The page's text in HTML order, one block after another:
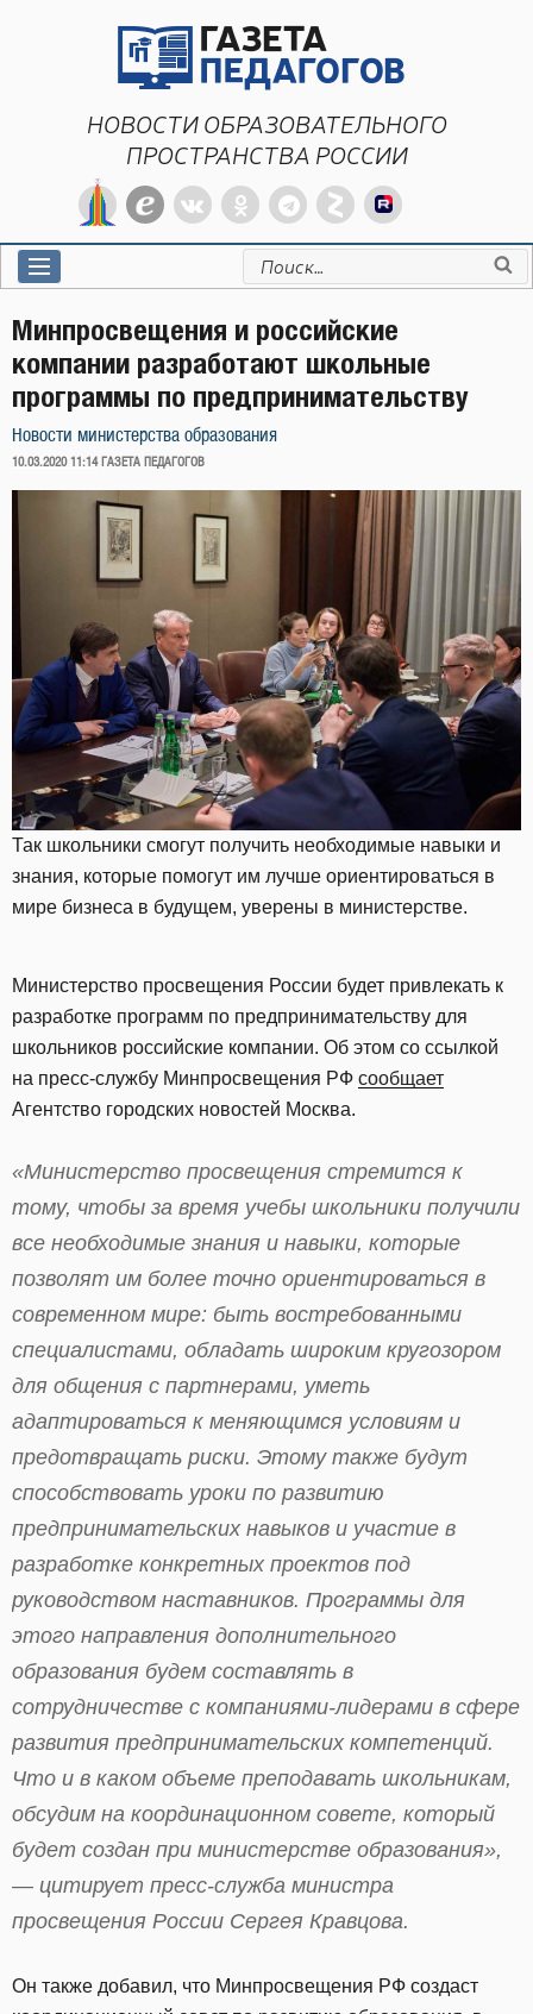
НОВОСТИ ОБРАЗОВАТЕЛЬНОГО
ПРОСТРАНСТВА РОССИИ
Искать:
Минпросвещения и российские
компании разработают школьные
программы по предпринимательству
Новости министерства образования
ОПУБЛИКОВАНО
10.03.2020 11:14 ГАЗЕТА ПЕДАГОГОВ
Так школьники смогут получить необходимые навыки и
знания, которые помогут им лучше ориентироваться в
мире бизнеса в будущем, уверены в министерстве.
Министерство просвещения России будет привлекать к
разработке программ по предпринимательству для
школьников российские компании. Об этом со ссылкой
на пресс-службу Минпросвещения РФ сообщает
Агентство городских новостей Москва.
«Министерство просвещения стремится к
тому, чтобы за время учебы школьники получили
все необходимые знания и навыки, которые
позволят им более точно ориентироваться в
современном мире: быть востребованными
специалистами, обладать широким кругозором
для общения с партнерами, уметь
адаптироваться к меняющимся условиям и
предотвращать риски. Этому также будут
способствовать уроки по развитию
предпринимательских навыков и участие в
разработке конкретных проектов под
руководством наставников. Программы для
этого направления дополнительного
образования будем составлять в
сотрудничестве с компаниями-лидерами в сфере
развития предпринимательских компетенций.
Что и в каком объеме преподавать школьникам,
обсудим на координационном совете, который
будет создан при министерстве образования»,
— цитирует пресс-служба министра
просвещения России Сергея Кравцова.
Он также добавил, что Минпросвещения РФ создаст